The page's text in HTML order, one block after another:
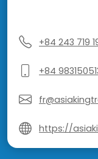
+84 243 719
+84
https://